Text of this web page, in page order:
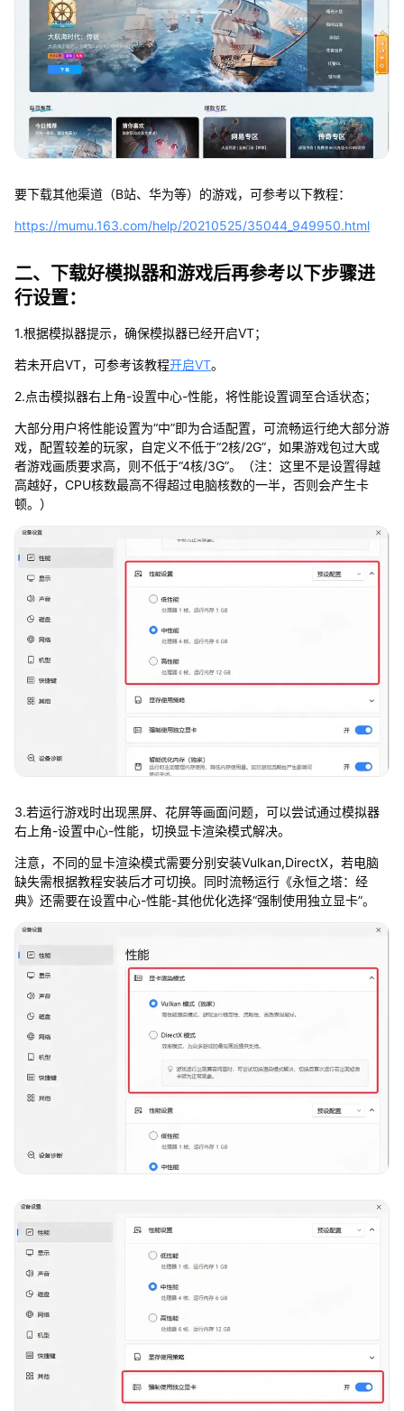
要下载其他渠道（B站、华为等）的游戏，可参考以下教程：
https://mumu.163.com/help/20210525/35044_949950.html
二、下载好模拟器和游戏后再参考以下步骤进
行设置：
1.根据模拟器提示，确保模拟器已经开启VT；
若未开启VT，可参考该教程开启VT。
2.点击模拟器右上角-设置中心-性能，将性能设置调至合适状态；
大部分用户将性能设置为“中”即为合适配置，可流畅运行绝大部分游
戏，配置较差的玩家，自定义不低于“2核/2G”，如果游戏包过大或
者游戏画质要求高，则不低于“4核/3G”。（注：这里不是设置得越
高越好，CPU核数最高不得超过电脑核数的一半，否则会产生卡
顿。）
3.若运行游戏时出现黑屏、花屏等画面问题，可以尝试通过模拟器
右上角-设置中心-性能，切换显卡渲染模式解决。
注意，不同的显卡渲染模式需要分别安装Vulkan,DirectX，若电脑
缺失需根据教程安装后才可切换。同时流畅运行《永恒之塔：经
典》还需要在设置中心-性能-其他优化选择“强制使用独立显卡”。